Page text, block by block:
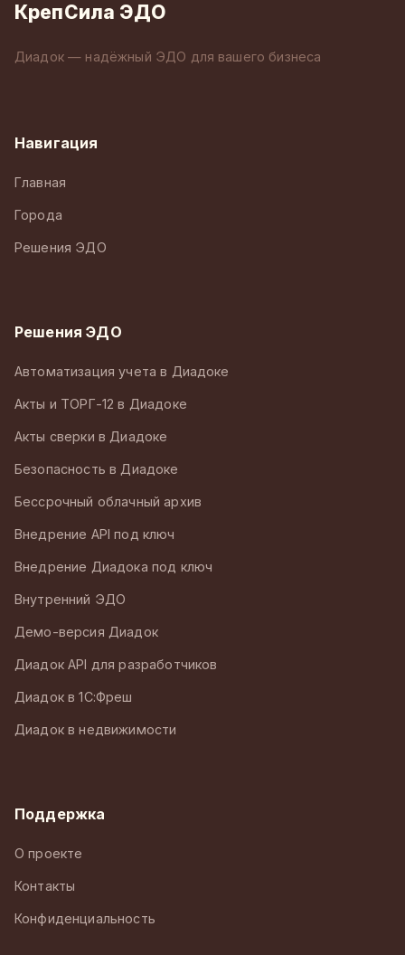
КрепСила ЭДО
Диадок — надёжный ЭДО для вашего бизнеса
Навигация
Главная
Города
Решения ЭДО
Решения ЭДО
Автоматизация учета в Диадоке
Акты и ТОРГ-12 в Диадоке
Акты сверки в Диадоке
Безопасность в Диадоке
Бессрочный облачный архив
Внедрение API под ключ
Внедрение Диадока под ключ
Внутренний ЭДО
Демо-версия Диадок
Диадок API для разработчиков
Диадок в 1С:Фреш
Диадок в недвижимости
Поддержка
О проекте
Контакты
Конфиденциальность